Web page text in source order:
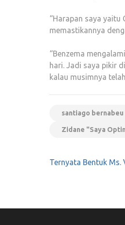
“Harapan saya
memastikannya
“Benzema
hari. Jadi saya pikir
kalau musimnya
santiago bernabeu
Zidane "Saya
Navigasi
Ternyata Bentuk Ms.